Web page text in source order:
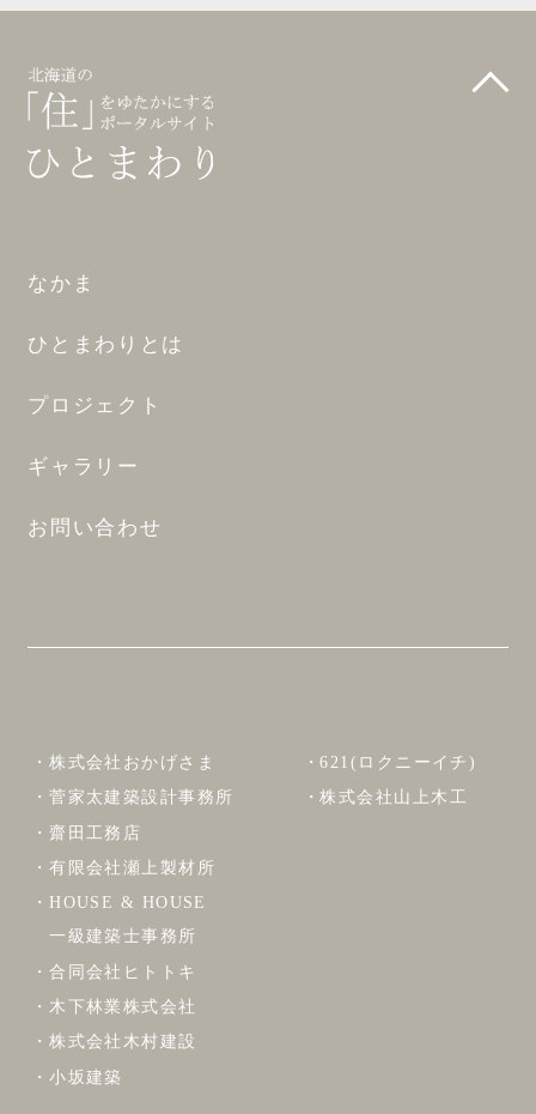
なかま
ひとまわりとは
プロジェクト
ギャラリー
お問い合わせ
株式会社おかげさま
菅家太建築設計事務所
齋田工務店
有限会社瀬上製材所
HOUSE & HOUSE
一級建築士事務所
合同会社ヒトトキ
木下林業株式会社
株式会社木村建設
小坂建築
621(ロクニーイチ)
株式会社山上木工